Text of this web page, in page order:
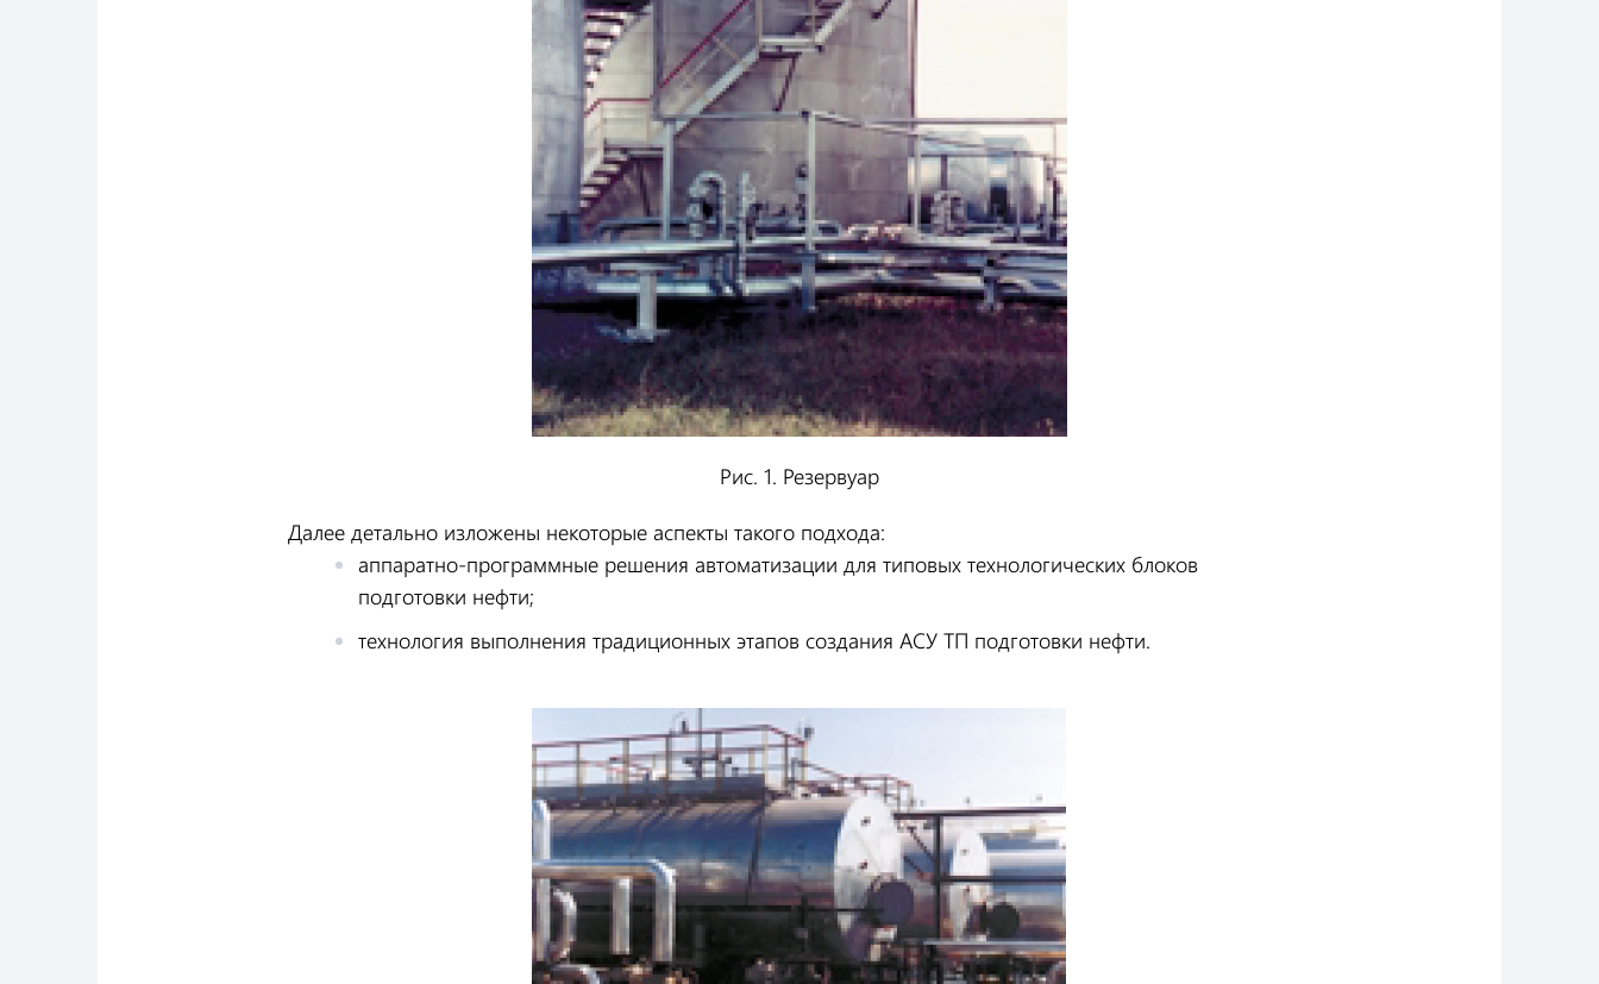
Рис. 1. Резервуар
Далее детально изложены некоторые аспекты такого подхода:
аппаратно-программные решения автоматизации для типовых технологических блоков
подготовки нефти;
технология выполнения традиционных этапов создания АСУ ТП подготовки нефти.